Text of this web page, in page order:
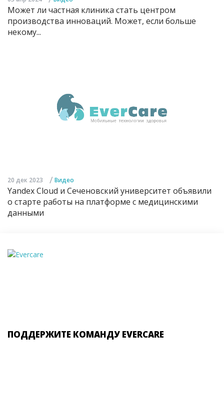
Может ли частная клиника стать центром
производства инноваций. Может, если больше
некому...
20 дек 2023 / Видео
Yandex Cloud и Сеченовский университет объявили
о старте работы на платформе с медицинскими
данными
ПОДДЕРЖИТЕ КОМАНДУ EVERCARE